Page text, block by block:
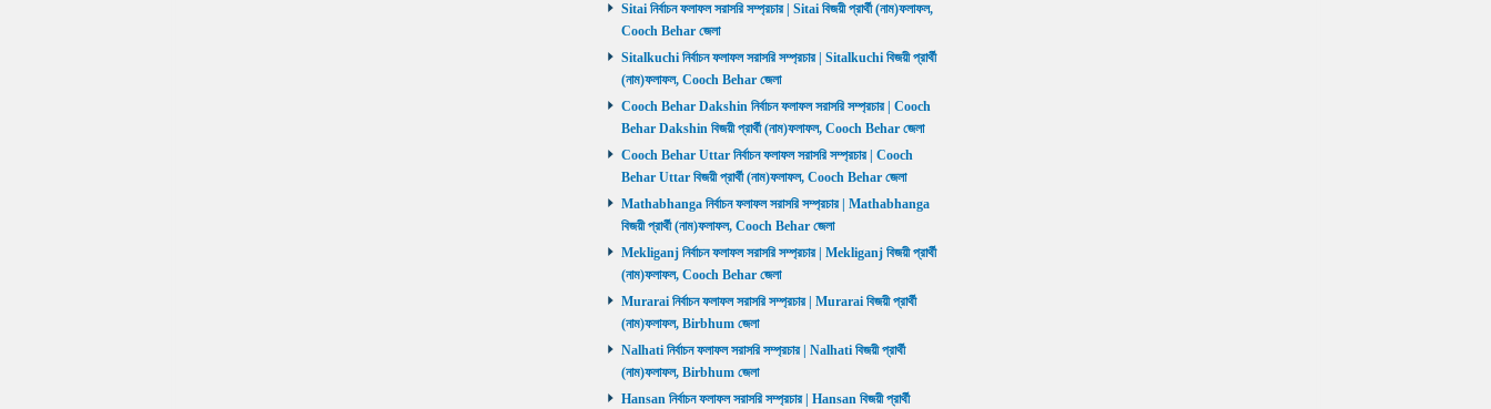
Sitai নির্বাচন ফলাফল সরাসরি সম্প্রচার | Sitai বিজয়ী প্রার্থী (নাম)ফলাফল,
Cooch Behar জেলা
Sitalkuchi নির্বাচন ফলাফল সরাসরি সম্প্রচার | Sitalkuchi বিজয়ী প্রার্থী
(নাম)ফলাফল, Cooch Behar জেলা
Cooch Behar Dakshin নির্বাচন ফলাফল সরাসরি সম্প্রচার | Cooch
Behar Dakshin বিজয়ী প্রার্থী (নাম)ফলাফল, Cooch Behar জেলা
Cooch Behar Uttar নির্বাচন ফলাফল সরাসরি সম্প্রচার | Cooch
Behar Uttar বিজয়ী প্রার্থী (নাম)ফলাফল, Cooch Behar জেলা
Mathabhanga নির্বাচন ফলাফল সরাসরি সম্প্রচার | Mathabhanga
বিজয়ী প্রার্থী (নাম)ফলাফল, Cooch Behar জেলা
Mekliganj নির্বাচন ফলাফল সরাসরি সম্প্রচার | Mekliganj বিজয়ী প্রার্থী
(নাম)ফলাফল, Cooch Behar জেলা
Murarai নির্বাচন ফলাফল সরাসরি সম্প্রচার | Murarai বিজয়ী প্রার্থী
(নাম)ফলাফল, Birbhum জেলা
Nalhati নির্বাচন ফলাফল সরাসরি সম্প্রচার | Nalhati বিজয়ী প্রার্থী
(নাম)ফলাফল, Birbhum জেলা
Hansan নির্বাচন ফলাফল সরাসরি সম্প্রচার | Hansan বিজয়ী প্রার্থী